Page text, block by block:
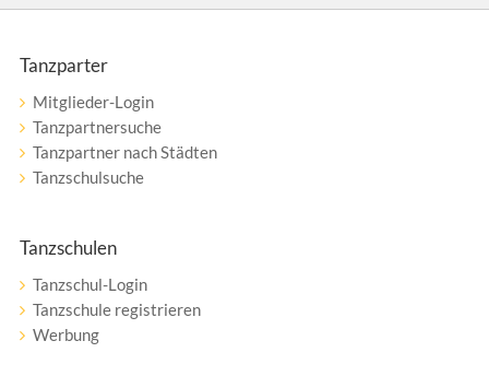
Tanzparter
Mitglieder-Login
Tanzpartnersuche
Tanzpartner nach Städten
Tanzschulsuche
Tanzschulen
Tanzschul-Login
Tanzschule registrieren
Werbung